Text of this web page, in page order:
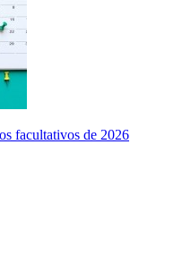
facultativos de 2026